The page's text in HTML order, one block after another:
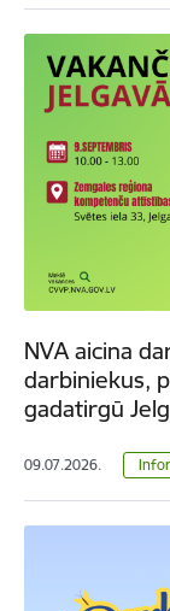
NVA aicina
darbiniekus,
gadatirgū
09.07.2026.